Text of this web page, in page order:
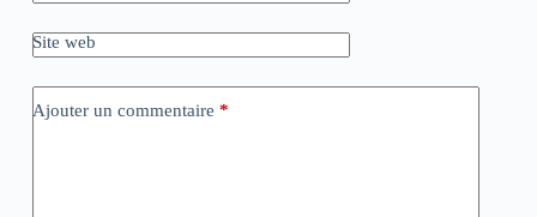
Site web
Ajouter un commentaire *